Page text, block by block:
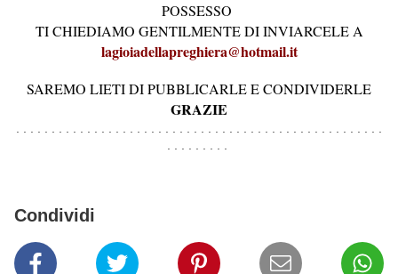
POSSESSO
TI CHIEDIAMO GENTILMENTE DI INVIARCELE A
lagioiadellapreghiera@hotmail.it
SAREMO LIETI DI PUBBLICARLE E CONDIVIDERLE
GRAZIE
Condividi